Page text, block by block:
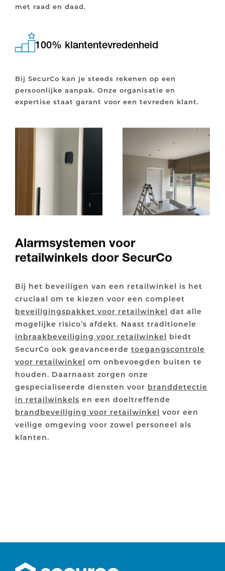
met raad en daad.
100% klantentevredenheid
Bij SecurCo kan je steeds rekenen op een
persoonlijke aanpak. Onze organisatie en
expertise staat garant voor een tevreden klant.
Alarmsystemen voor
retailwinkels door SecurCo
Bij het beveiligen van een retailwinkel is het
cruciaal om te kiezen voor een compleet
beveiligingspakket voor retailwinkel dat alle
mogelijke risico’s afdekt. Naast traditionele
inbraakbeveiliging voor retailwinkel biedt
SecurCo ook geavanceerde toegangscontrole
voor retailwinkel om onbevoegden buiten te
houden. Daarnaast zorgen onze
gespecialiseerde diensten voor branddetectie
in retailwinkels en een doeltreffende
brandbeveiliging voor retailwinkel voor een
veilige omgeving voor zowel personeel als
klanten.